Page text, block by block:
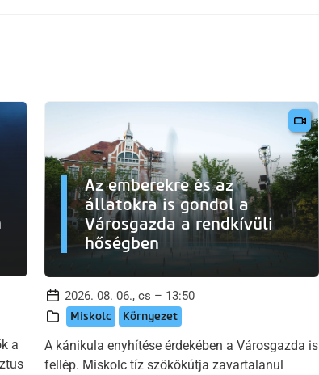
a
Az emberekre és az
állatokra is gondol a
Városgazda a rendkívüli
hőségben
2026. 08. 06., cs – 13:50
Miskolc Környezet
A kánikula enyhítése érdekében a Városgazda is
fellép. Miskolc tíz szökőkútja zavartalanul